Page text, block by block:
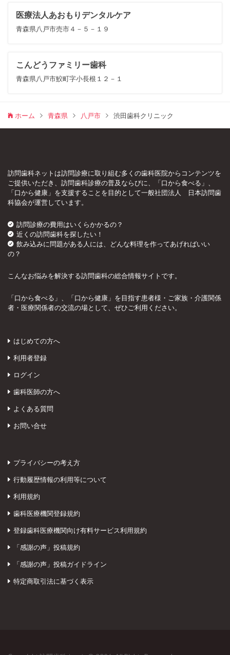
医療法人あおもりデンタルケア
青森県八戸市売市４－５－１９
こんどうファミリー歯科
青森県八戸市鮫町字小長根１２－１
ホーム 青森県 八戸市 渋田歯科クリニック
訪問歯科ネットは訪問診療に取り組む多くの歯科医院からコンテンツを
ご提供いただき、訪問歯科診療の普及ならびに、「口から食べる」、
「口から健康」を支援することを目的として一般社団法人 日本訪問歯
科協会が運営しています。
訪問診療の費用はいくらかかるの？
近くの訪問歯科を探したい！
飲み込みに問題がある人には、どんな料理を作ってあげればいい
の？
こんなお悩みを解決する訪問歯科の総合情報サイトです。
「口から食べる」、「口から健康」を目指す患者様・ご家族・介護関係
者・医療関係者の交流の場として、ぜひご利用ください。
はじめての方へ
利用者登録
ログイン
歯科医師の方へ
よくある質問
お問い合せ
プライバシーの考え方
行動履歴情報の利用等について
利用規約
歯科医療機関登録規約
登録歯科医療機関向け有料サービス利用規約
「感謝の声」投稿規約
「感謝の声」投稿ガイドライン
特定商取引法に基づく表示